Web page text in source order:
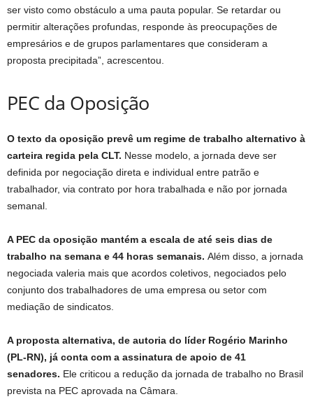
ser visto como obstáculo a uma pauta popular. Se retardar ou
permitir alterações profundas, responde às preocupações de
empresários e de grupos parlamentares que consideram a
proposta precipitada”, acrescentou.
PEC da Oposição
O texto da oposição prevê um regime de trabalho alternativo à
carteira regida pela CLT. Nesse modelo, a jornada deve ser
definida por negociação direta e individual entre patrão e
trabalhador, via contrato por hora trabalhada e não por jornada
semanal.
A PEC da oposição mantém a escala de até seis dias de
trabalho na semana e 44 horas semanais. Além disso, a jornada
negociada valeria mais que acordos coletivos, negociados pelo
conjunto dos trabalhadores de uma empresa ou setor com
mediação de sindicatos.
A proposta alternativa, de autoria do líder Rogério Marinho
(PL-RN), já conta com a assinatura de apoio de 41
senadores. Ele criticou a redução da jornada de trabalho no Brasil
prevista na PEC aprovada na Câmara.